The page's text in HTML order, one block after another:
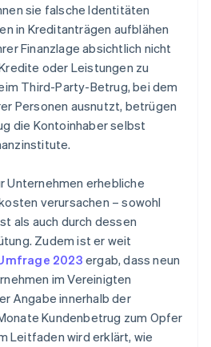
sie falsche Identitäten
in Kreditanträgen aufblähen
Finanzlage absichtlich nicht
oder Leistungen zu
Third-Party-Betrug, bei dem
Personen ausnutzt, betrügen
die Kontoinhaber selbst
Unternehmen erhebliche
verursachen – sowohl
als auch durch dessen
Zudem ist er weit
2023 ergab, dass neun
im Vereinigten
Angabe innerhalb der
Kundenbetrug zum Opfer
Leitfaden wird erklärt, wie